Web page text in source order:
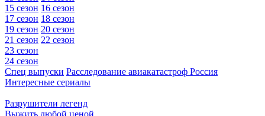
15 сезон 16 сезон
17 сезон 18 сезон
19 сезон 20 сезон
21 сезон 22 сезон
23 сезон
24 сезон
Спец выпуски Расследование авиакатастроф Россия
Интересные сериалы
Разрушители легенд
Выжить любой ценой